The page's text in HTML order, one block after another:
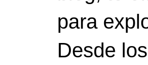
para
Desde